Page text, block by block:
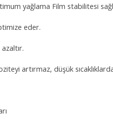
yağlama Film stabilitesi
eder.
artırmaz, düşük